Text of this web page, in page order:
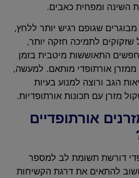
השינה ומפחית כאבים.
שגופם רגיש יותר ללחץ,
לתמיכה חזקה יותר,
התאוששות מיטבית בזמן
ממזרן אורתופדי מותאם. למעשה,
הגב ורוצה למנוע בעיות
מזרן עם תכונות אורתופדיות.
אורתופדיים
דורשת תשומת לב למספר
להתאים את דרגת הקשיחות